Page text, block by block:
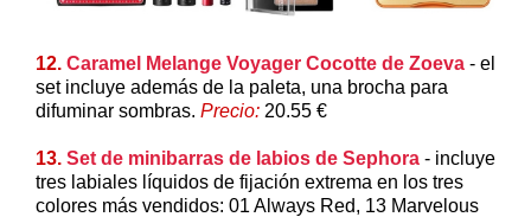
12. Caramel Melange Voyager Cocotte de Zoeva - el
set incluye además de la paleta, una brocha para
difuminar sombras. Precio: 20.55 €
13. Set de minibarras de labios de Sephora - incluye
tres labiales líquidos de fijación extrema en los tres
colores más vendidos: 01 Always Red, 13 Marvelous